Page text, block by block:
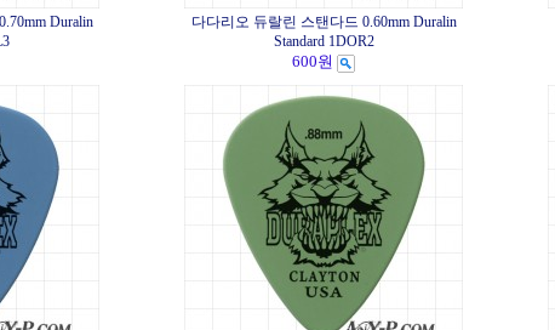
Duralin
다다리오 듀랄린 스탠다드 0.60mm Duralin
Standard 1DOR2
600원